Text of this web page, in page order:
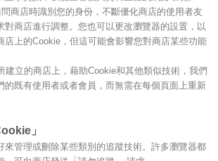
商店時識別您的身份，不斷優化商店的使用者友
對商店進行調整。您也可以更改瀏覽器的設置，以
店上的Cookie，但這可能會影響您對商店某些功能
建立的商店上，藉助Cookie和其他類似技術，我們
的既有使用者或者會員，而無需在每個頁面上重新
」
來管理或刪除某些類別的追蹤技術。許多瀏覽器都